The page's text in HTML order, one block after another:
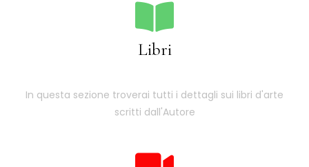
Libri
In questa sezione troverai tutti i dettagli sui libri d'arte
scritti dall'Autore